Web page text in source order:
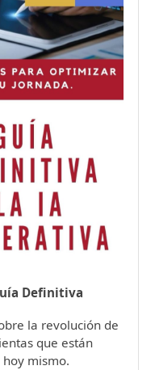
Definitiva
la revolución de
que están
mismo.